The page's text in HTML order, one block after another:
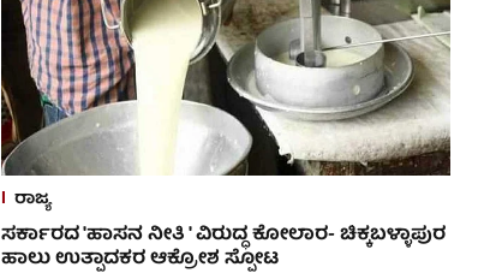
ರಾಜ್ಯ
ಸರ್ಕಾರದ 'ಹಾಸನ ನೀತಿ ' ವಿರುದ್ಧ ಕೋಲಾರ- ಚಿಕ್ಕಬಳ್ಳಾಪುರ
ಹಾಲು ಉತ್ಪಾದಕರ ಆಕ್ರೋಶ ಸ್ಪೋಟ